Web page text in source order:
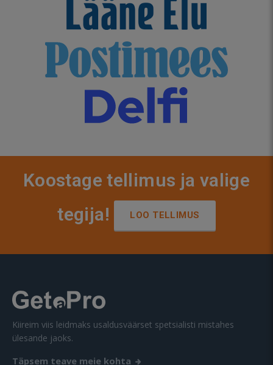
Koostage tellimus ja valige
tegija!
LOO TELLIMUS
Kiireim viis leidmaks usaldusväärset spetsialisti mistahes
ülesande jaoks.
Täpsem teave meie kohta